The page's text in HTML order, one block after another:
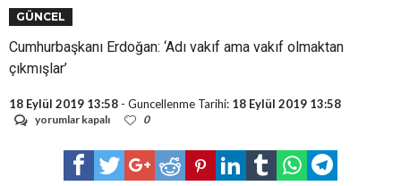
GÜNCEL
Cumhurbaşkanı Erdoğan: ‘Adı vakıf ama vakıf olmaktan
çıkmışlar’
18 Eylül 2019 13:58 - Guncellenme Tarihi: 18 Eylül 2019 13:58
Cumhurbaşkanı
yorumlar kapalı 0